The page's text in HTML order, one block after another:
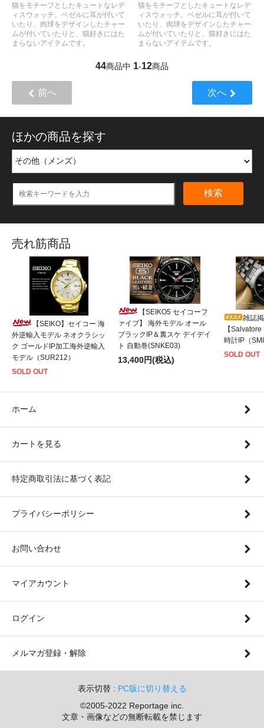
猫をモチーフとしたキュートなレデ
ィスウォッチ。ベゼルに耳が付いて
いたり、肉球をデザインしたチャー
ムが付いていたりと、猫好きにはた
まらないアイテムです。
猫をモチーフとしたキュートなレデ
ィスウォッチ。ベゼルに耳が付いて
いたり、肉球をデザインしたチャー
ムが付いていたりと、猫好きにはた
まらないアイテムです。
44商品中 1-12商品
前へ 次へ
ほかの商品を探す
検索
売れ筋商品
【SEIKO】セイコー 海
外逆輸入モデル ネオクラシッ
ク ゴールドIP加工海外逆輸入
モデル（SUR212）
SOLD OUT
【SEIKO5 セイコーフ
ァイブ】 海外モデル オール
ブラックIP＆裏スケ デイデイ
ト 自動巻(SNKE03)
13,400円(税込)
雑誌
【
時計IP（
SOLD OUT
ホーム
カートを見る
特定商取引法に基づく表記
プライバシーポリシー
お問い合わせ
マイアカウント
ログイン
メルマガ登録・解除
表示切替 : PC版に切り替える
©2005-2022 Reportage inc.
文章・画像などの無断転載を禁じます